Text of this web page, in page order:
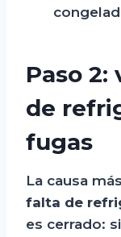
Paso
de
fugas
La causa
falta de
es cerrado: